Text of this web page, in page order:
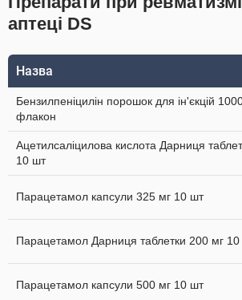
аптеці DS
Назва
Бензилпеніцилін порошок для ін'єкцій
флакон
Ацетилсаліцилова кислота Дарниця
10 шт
Парацетамол капсули 325 мг 10 шт
Парацетамол Дарниця таблетки 200 мг
Парацетамол капсули 500 мг 10 шт